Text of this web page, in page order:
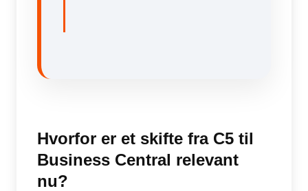
Hvorfor er et skifte fra C5 til
Business Central relevant
nu?